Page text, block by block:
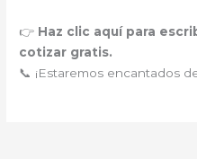
👉 Haz clic aquí para
cotizar gratis.
📞 ¡Estaremos encantados